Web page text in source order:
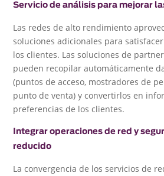
Servicio de análisis para mejorar
Las redes de alto rendimiento
soluciones adicionales para
los clientes. Las soluciones de
pueden recopilar automáticamente
(puntos de acceso, mostradores de
punto de venta) y convertirlos en
preferencias de los clientes.
Integrar operaciones de red y
reducido
La convergencia de los servicios de